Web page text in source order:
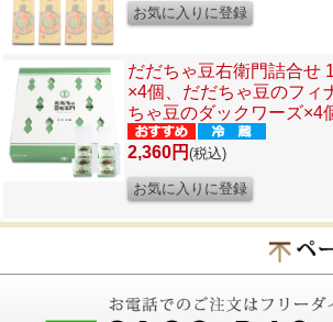
だだちゃ豆右衛門詰合せ
×4個、だだちゃ豆のフィ
ちゃ豆のダックワーズ×4
2,360円 (税込)